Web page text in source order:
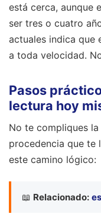
está cerca, aunque
ser tres o cuatro
actuales indica que
a toda velocidad.
Pasos
lectura hoy
No te compliques
procedencia que te
este camino lógico:
📖 Relacionado: